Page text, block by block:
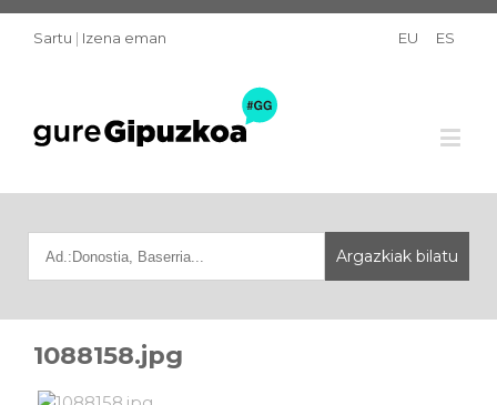
Sartu | Izena eman EU ES
1088158.jpg